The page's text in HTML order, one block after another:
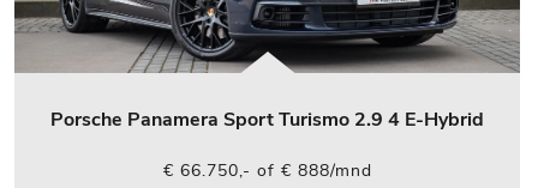
Porsche Panamera Sport Turismo 2.9 4 E-Hybrid
€ 66.750,- of € 888/mnd